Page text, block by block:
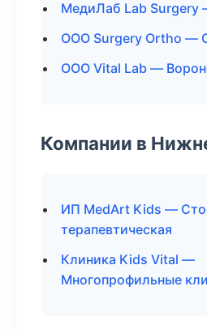
МедиЛаб Lab Surgery
ООО Surgery Ortho —
ООО Vital Lab —
Компании в
ИП MedArt Kids —
терапевтическая
Клиника Kids Vital —
Многопрофильные